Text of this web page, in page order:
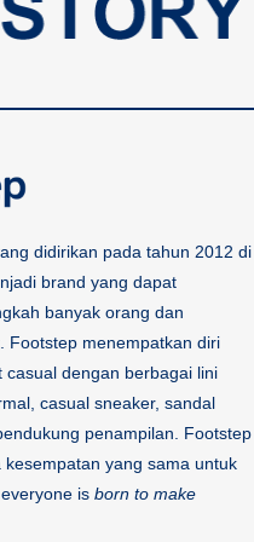
didirikan pada tahun 2012 di
brand yang dapat
banyak orang dan
Footstep menempatkan diri
dengan berbagai lini
casual sneaker, sandal
penampilan. Footstep
yang sama untuk
is born to make